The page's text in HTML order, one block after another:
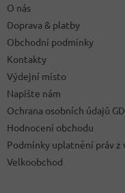
O nás
Doprava & platby
Obchodní podmínky
Kontakty
Výdejní místo
Napište nám
Ochrana osobních údajů
Hodnocení obchodu
Podmínky uplatnění práv z
Velkoobchod